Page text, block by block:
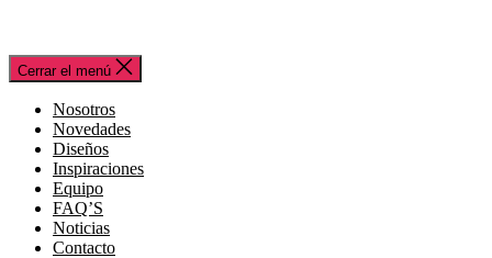
Cerrar el menú
Nosotros
Novedades
Diseños
Inspiraciones
Equipo
FAQ’S
Noticias
Contacto